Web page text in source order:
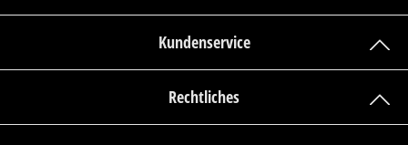
Kundenservice
Rechtliches